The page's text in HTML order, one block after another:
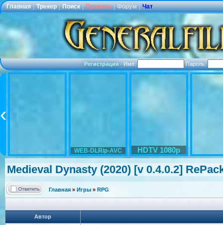
Главная | Трекер | Поиск | Правила | Форум | Чат
Регистрация·Имя: Пароль:
WEB-DLRip-AVC HDTV 1080p
Medieval Dynasty (2020) [v 0.4.0.2]
Главная » Игры » RPG
Автор